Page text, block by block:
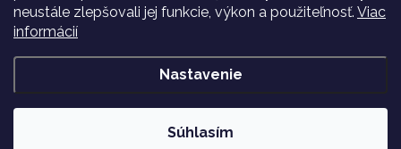
neustále zlepšovali jej funkcie, výkon a použiteľnosť. Viac
informácií
Nastavenie
Súhlasím
Dostávajte pravidelné novinky a zľavy medzi